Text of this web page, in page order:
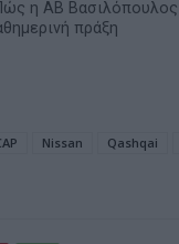
η ΑΒ Βασιλόπουλος
πράξη
Nissan Qashqai